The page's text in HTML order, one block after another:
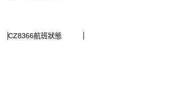
CZ8366航班狀態